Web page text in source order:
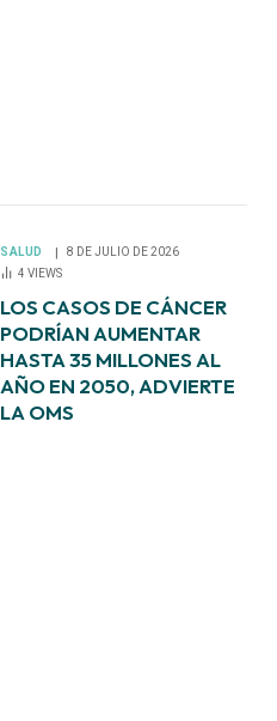
SALUD
8 DE JULIO DE 2026
4VIEWS
LOS CASOS DE CÁNCER
PODRÍAN AUMENTAR
HASTA 35 MILLONES AL
AÑO EN 2050, ADVIERTE
LA OMS